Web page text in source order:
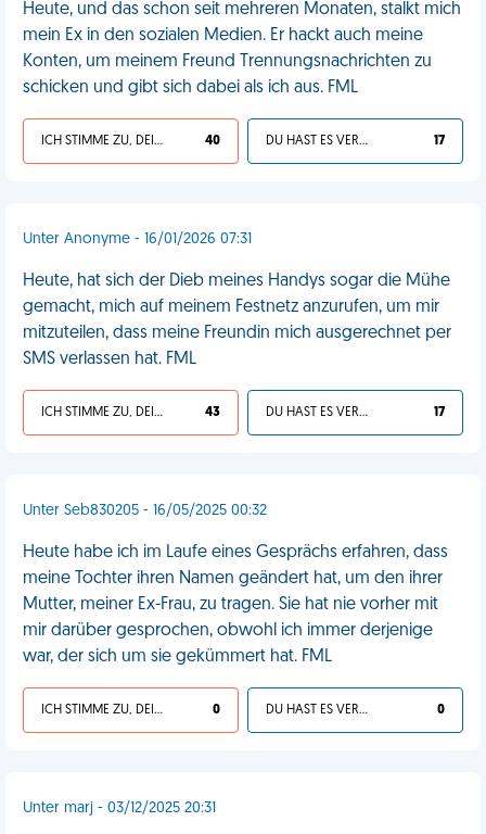
Heute, und das schon seit mehreren Monaten, stalkt mich
mein Ex in den sozialen Medien. Er hackt auch meine
Konten, um meinem Freund Trennungsnachrichten zu
schicken und gibt sich dabei als ich aus. FML
ICH STIMME ZU, DEIN LEBEN IST SCHEISSE 40 DU HAST ES VERDIENT 17
Unter Anonyme - 16/01/2026 07:31
Heute, hat sich der Dieb meines Handys sogar die Mühe
gemacht, mich auf meinem Festnetz anzurufen, um mir
mitzuteilen, dass meine Freundin mich ausgerechnet per
SMS verlassen hat. FML
ICH STIMME ZU, DEIN LEBEN IST SCHEISSE 43 DU HAST ES VERDIENT 17
Unter Seb830205 - 16/05/2025 00:32
Heute habe ich im Laufe eines Gesprächs erfahren, dass
meine Tochter ihren Namen geändert hat, um den ihrer
Mutter, meiner Ex-Frau, zu tragen. Sie hat nie vorher mit
mir darüber gesprochen, obwohl ich immer derjenige
war, der sich um sie gekümmert hat. FML
ICH STIMME ZU, DEIN LEBEN IST SCHEISSE 0 DU HAST ES VERDIENT 0
Unter marj - 03/12/2025 20:31